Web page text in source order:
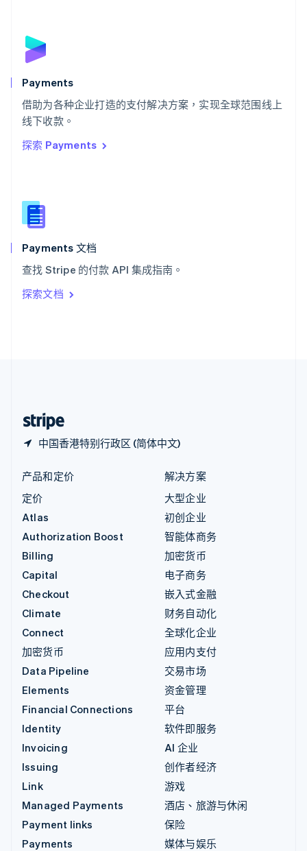
Payments
借助为各种企业打造的支付解决方案，实现全球范围线上
线下收款。
探索 Payments
Payments 文档
查找 Stripe 的付款 API 集成指南。
探索文档
中国香港特别行政区 (简体中文)
English
斯洛文尼亚
泰国
ไทยEnglish
希腊
English
西班牙
新西兰
English
匈牙利
English
ItalianoEnglish
印度
English
产品和定价
定价
Atlas
Authorization Boost
Billing
Capital
Checkout
Climate
Connect
加密货币
Data Pipeline
Elements
Financial Connections
Identity
Invoicing
Issuing
Link
Managed Payments
Payment links
Payments
解决方案
大型企业
初创企业
智能体商务
加密货币
电子商务
嵌入式金融
财务自动化
全球化企业
应用内支付
交易市场
资金管理
平台
软件即服务
AI 企业
创作者经济
游戏
酒店、旅游与休闲
保险
媒体与娱乐